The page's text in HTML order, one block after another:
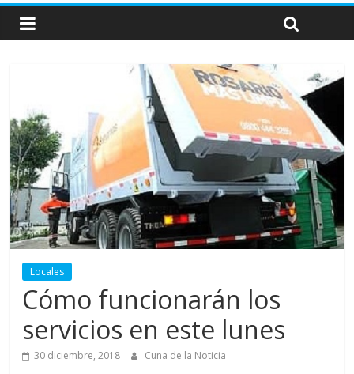
Locales
Cómo funcionarán los
servicios en este lunes
30 diciembre, 2018 Cuna de la Noticia